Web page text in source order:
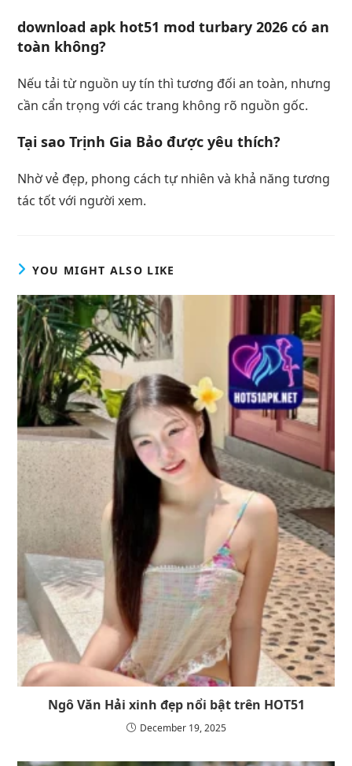
download apk hot51 mod turbary 2026 có an
toàn không?
Nếu tải từ nguồn uy tín thì tương đối an toàn, nhưng
cần cẩn trọng với các trang không rõ nguồn gốc.
Tại sao Trịnh Gia Bảo được yêu thích?
Nhờ vẻ đẹp, phong cách tự nhiên và khả năng tương
tác tốt với người xem.
YOU MIGHT ALSO LIKE
Ngô Văn Hải xinh đẹp nổi bật trên HOT51
December 19, 2025